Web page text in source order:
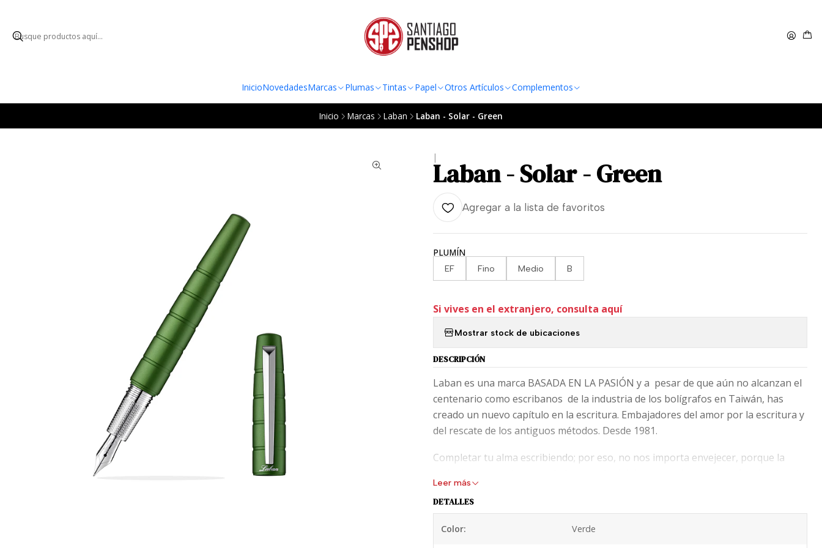
InicioNovedadesMarcas Plumas Tintas Papel Otros Artículos Complementos
Inicio Marcas Laban Laban - Solar - Green
|
Laban - Solar - Green
Agregar a la lista de favoritos
PLUMÍN
EF Fino Medio B
Si vives en el extranjero, consulta aquí
Mostrar stock de ubicaciones
DESCRIPCIÓN
Laban es una marca BASADA EN LA PASIÓN y a pesar de que aún no alcanzan el
centenario como escribanos de la industria de los bolígrafos en Taiwán, has
creado un nuevo capítulo en la escritura. Embajadores del amor por la escritura y
del rescate de los antiguos métodos. Desde 1981.
Completar tu alma escribiendo; por eso, no nos importa envejecer, porque la
de las brillantes chispas de la juventud. De ahí que esta exquisita belleza merece
ser preservada y compartida.
Te invitamos a conocer esta emocional firma que nos invita a disfrutar de nuestra
Leer más
DETALLES
Color: Verde